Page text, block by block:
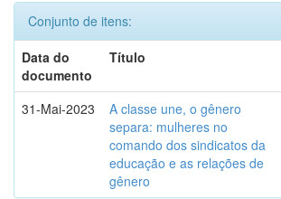
Conjunto de itens:
Data do
documento
Título
31-Mai-2023
A classe une, o gênero
separa: mulheres no
comando dos sindicatos da
educação e as relações de
gênero